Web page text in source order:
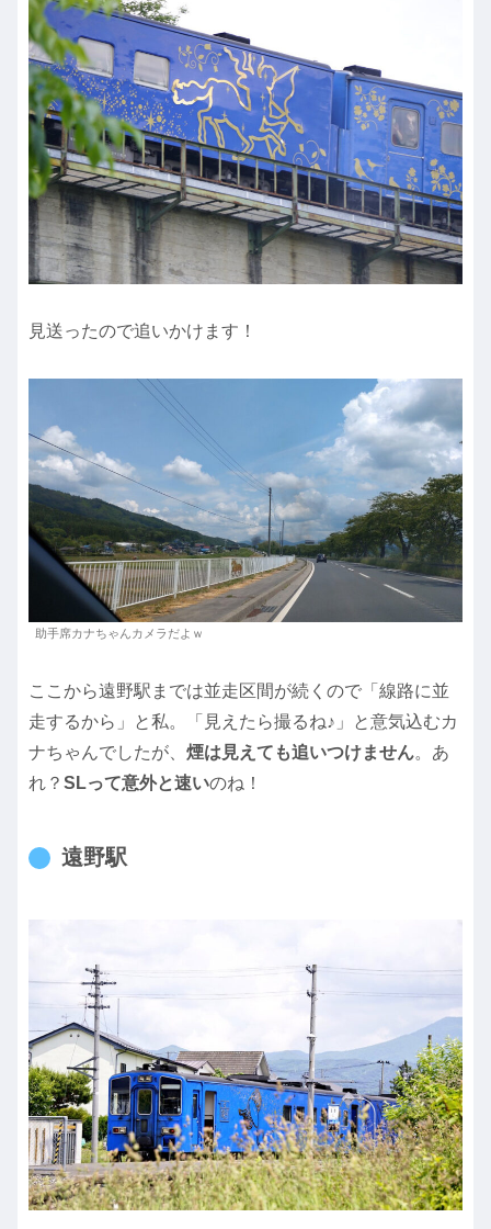
見送ったので追いかけます！
助手席カナちゃんカメラだよｗ
ここから遠野駅までは並走区間が続くので「線路に並
走するから」と私。「見えたら撮るね♪」と意気込むカ
ナちゃんでしたが、 煙は見えても追いつけません。あ
れ？ SLって意外と速いのね！
遠野駅